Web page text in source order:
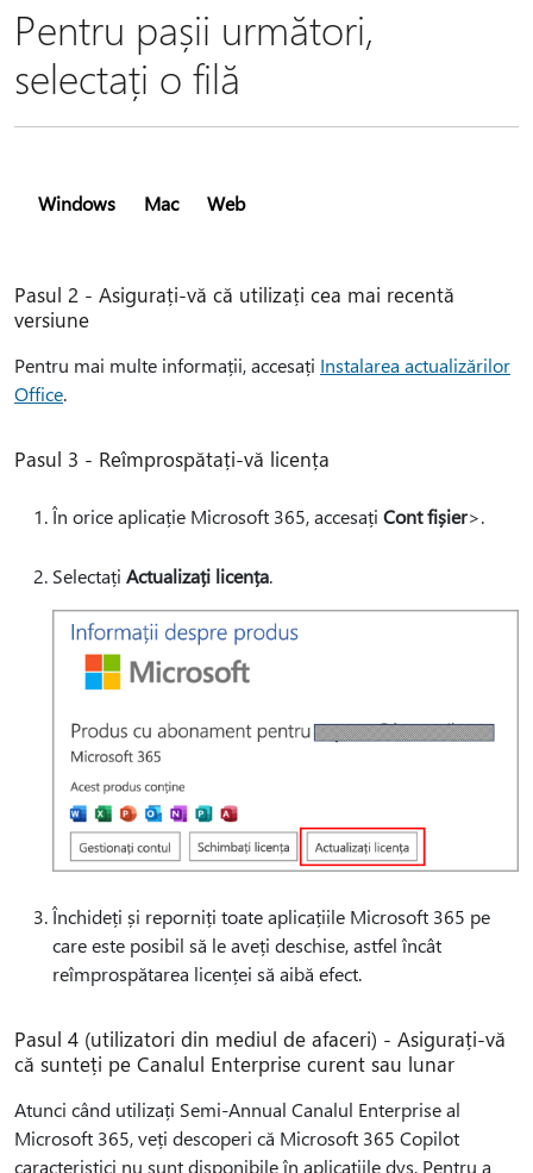
Pentru pașii următori,
selectați o filă
Windows Mac Web
Pasul 2 - Asigurați-vă că utilizați cea mai recentă
versiune
Pentru mai multe informații, accesați Instalarea actualizărilor
Office.
Pasul 3 - Reîmprospătați-vă licența
În orice aplicație Microsoft 365, accesați Cont fișier>.
Selectați Actualizați licența.
Închideți și reporniți toate aplicațiile Microsoft 365 pe
care este posibil să le aveți deschise, astfel încât
reîmprospătarea licenței să aibă efect.
Pasul 4 (utilizatori din mediul de afaceri) - Asigurați-vă
că sunteți pe Canalul Enterprise curent sau lunar
Atunci când utilizați Semi-Annual Canalul Enterprise al
Microsoft 365, veți descoperi că Microsoft 365 Copilot
caracteristici nu sunt disponibile în aplicațiile dvs. Pentru a